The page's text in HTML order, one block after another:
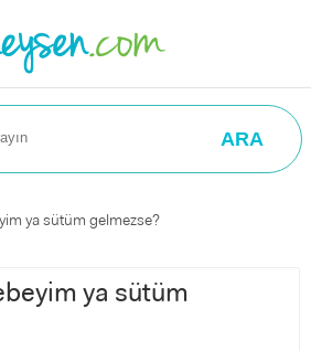
ARA
ya sütüm gelmezse?
ya sütüm